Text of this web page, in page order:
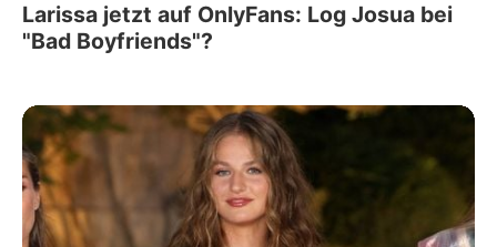
Larissa jetzt auf OnlyFans: Log Josua bei
"Bad Boyfriends"?